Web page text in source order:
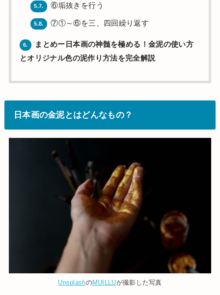
5.7. ⑥垢抜きを行う
5.8. ⑦①～⑥を三、四回繰り返す
6.
まとめー日本画の神髄を極める！金泥の使い方
とオリジナル色の泥作り方法を完全解説
日本画の金泥とはどんなもの？
UnsplashのMUILLUが撮影した写真